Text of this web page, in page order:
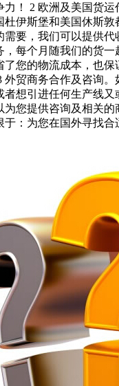
力！ 2 欧洲及美国货运
杜伊斯堡和美国休斯敦
需要，我们可以提供代
，每个月随我们的货一
了您的物流成本，也保
外贸商务合作及咨询。
者想引进任何生产线又
为您提供咨询及相关的
于：为您在国外寻找合